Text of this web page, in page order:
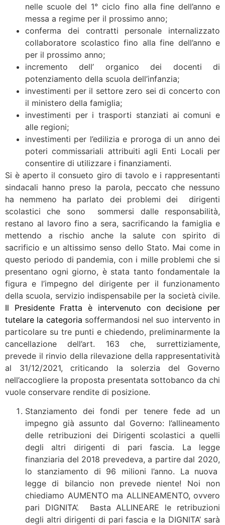
nelle scuole del 1° ciclo fino alla fine dell’anno e
messa a regime per il prossimo anno;
conferma dei contratti personale internalizzato
collaboratore scolastico fino alla fine dell’anno e
per il prossimo anno;
incremento dell’ organico dei docenti di
potenziamento della scuola dell’infanzia;
investimenti per il settore zero sei di concerto con
il ministero della famiglia;
investimenti per i trasporti stanziati ai comuni e
alle regioni;
investimenti per l’edilizia e proroga di un anno dei
poteri commissariali attribuiti agli Enti Locali per
consentire di utilizzare i finanziamenti.
Si è aperto il consueto giro di tavolo e i rappresentanti
sindacali hanno preso la parola, peccato che nessuno
ha nemmeno ha parlato dei problemi dei dirigenti
scolastici che sono sommersi dalle responsabilità,
restano al lavoro fino a sera, sacrificando la famiglia e
mettendo a rischio anche la salute con spirito di
sacrificio e un altissimo senso dello Stato. Mai come in
questo periodo di pandemia, con i mille problemi che si
presentano ogni giorno, è stata tanto fondamentale la
figura e l’impegno del dirigente per il funzionamento
della scuola, servizio indispensabile per la società civile.
Il Presidente Fratta è intervenuto con decisione per
tutelare la categoria soffermandosi nel suo intervento in
particolare su tre punti e chiedendo, preliminarmente la
cancellazione dell’art. 163 che, surrettiziamente,
prevede il rinvio della rilevazione della rappresentatività
al 31/12/2021, criticando la solerzia del Governo
nell’accogliere la proposta presentata sottobanco da chi
vuole conservare rendite di posizione.
Stanziamento dei fondi per tenere fede ad un
impegno già assunto dal Governo: l’allineamento
delle retribuzioni dei Dirigenti scolastici a quelli
degli altri dirigenti di pari fascia. La legge
finanziaria del 2018 prevedeva, a partire dal 2020,
lo stanziamento di 96 milioni l’anno. La nuova
legge di bilancio non prevede niente! Noi non
chiediamo AUMENTO ma ALLINEAMENTO, ovvero
pari DIGNITA’. Basta ALLINEARE le retribuzioni
degli altri dirigenti di pari fascia e la DIGNITA’ sarà